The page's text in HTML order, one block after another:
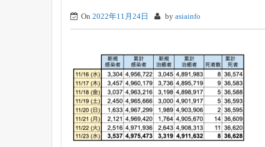
On 2022年11月24日 by asiainfo